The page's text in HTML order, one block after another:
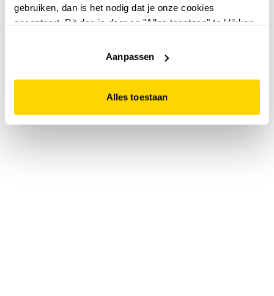
gebruiken, dan is het nodig dat je onze cookies
accepteert. Dit doe je door op "Alles toestaan" te klikken.
website niet optimaal functioneert.
Aanpassen
Alles toestaan